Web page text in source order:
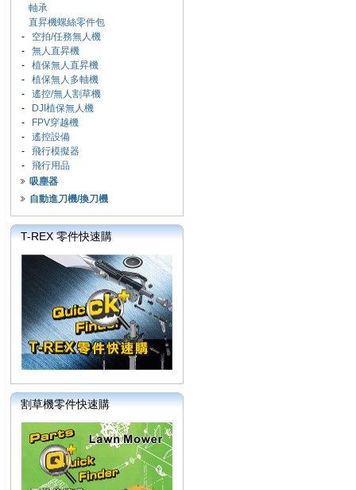
軸承
直昇機螺絲零件包
- 空拍/任務無人機
- 無人直昇機
- 植保無人直昇機
- 植保無人多軸機
- 遙控/無人割草機
-
DJI植保無人機
-
FPV穿越機
- 遙控設備
- 飛行模擬器
- 飛行用品
吸塵器
自動進刀機/換刀機
T-REX 零件快速購
割草機零件快速購